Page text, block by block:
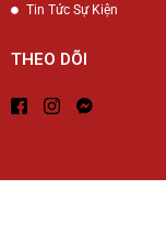
Tin Tức Sự Kiện
THEO DÕI